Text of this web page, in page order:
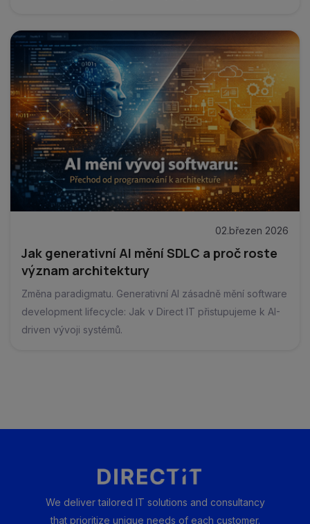
02.březen 2026
Jak generativní AI mění SDLC a proč roste
význam architektury
Změna paradigmatu. Generativní AI zásadně mění software
development lifecycle: Jak v Direct IT přistupujeme k AI-
driven vývoji systémů.
We deliver tailored IT solutions and consultancy
that prioritize unique needs of each customer.